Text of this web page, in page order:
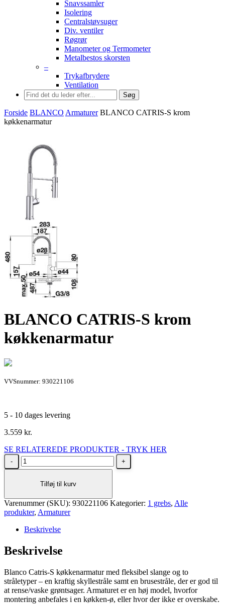
Snavssamler
Isolering
Centralstøvsuger
Div. ventiler
Røgrør
Manometer og Termometer
Metalbestos skorsten
–
Trykafbrydere
Ventilation
Søg
Forside BLANCO Armaturer BLANCO CATRIS-S krom
køkkenarmatur
BLANCO CATRIS-S krom
køkkenarmatur
VVSnummer: 930221106
5 - 10 dages levering
3.559 kr.
SE RELATEREDE PRODUKTER - TRYK HER
BLANCO
CATRIS-
antal
Tilføj til kurv
Varenummer (SKU): 930221106 Kategorier: 1 grebs, Alle
produkter, Armaturer
Beskrivelse
Beskrivelse
Blanco Catris-S køkkenarmatur med fleksibel slange og to
stråletyper – en kraftig skyllestråle samt en brusestråle, der er god til
at rense/vaske grøntsager. Armaturet er en høj model, hvorfor
montering anbefales i en køkken-ø, eller hvor der ikke er overskabe.